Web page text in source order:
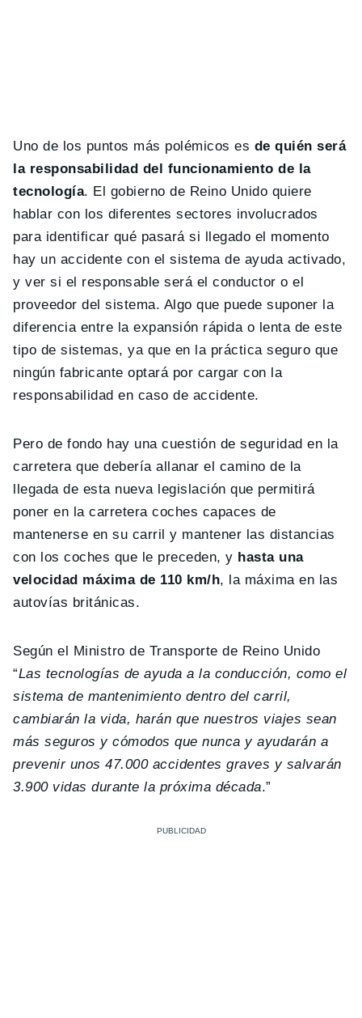
Uno de los puntos más polémicos es de quién será
la responsabilidad del funcionamiento de la
tecnología. El gobierno de Reino Unido quiere
hablar con los diferentes sectores involucrados
para identificar qué pasará si llegado el momento
hay un accidente con el sistema de ayuda activado,
y ver si el responsable será el conductor o el
proveedor del sistema. Algo que puede suponer la
diferencia entre la expansión rápida o lenta de este
tipo de sistemas, ya que en la práctica seguro que
ningún fabricante optará por cargar con la
responsabilidad en caso de accidente.
Pero de fondo hay una cuestión de seguridad en la
carretera que debería allanar el camino de la
llegada de esta nueva legislación que permitirá
poner en la carretera coches capaces de
mantenerse en su carril y mantener las distancias
con los coches que le preceden, y hasta una
velocidad máxima de 110 km/h, la máxima en las
autovías británicas.
Según el Ministro de Transporte de Reino Unido
“Las tecnologías de ayuda a la conducción, como el
sistema de mantenimiento dentro del carril,
cambiarán la vida, harán que nuestros viajes sean
más seguros y cómodos que nunca y ayudarán a
prevenir unos 47.000 accidentes graves y salvarán
3.900 vidas durante la próxima década.”